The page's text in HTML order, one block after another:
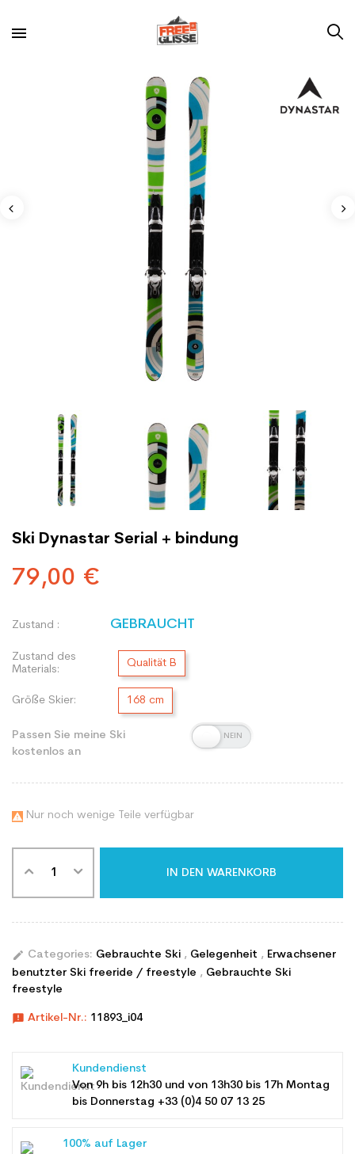
Ski Dynastar Serial + bindung
79,00 €
Zustand : GEBRAUCHT
Zustand des
Materials:
Qualität B
Größe Skier: 168 cm
Passen Sie meine Ski
kostenlos an
 Nur noch wenige Teile verfügbar
IN DEN WARENKORB
edit Categories: Gebrauchte Ski , Gelegenheit , Erwachsener
benutzter Ski freeride / freestyle , Gebrauchte Ski
freestyle
announcement Artikel-Nr.: 11893_i04
Kundendienst
Von 9h bis 12h30 und von 13h30 bis 17h Montag
bis Donnerstag +33 (0)4 50 07 13 25
100% auf Lager